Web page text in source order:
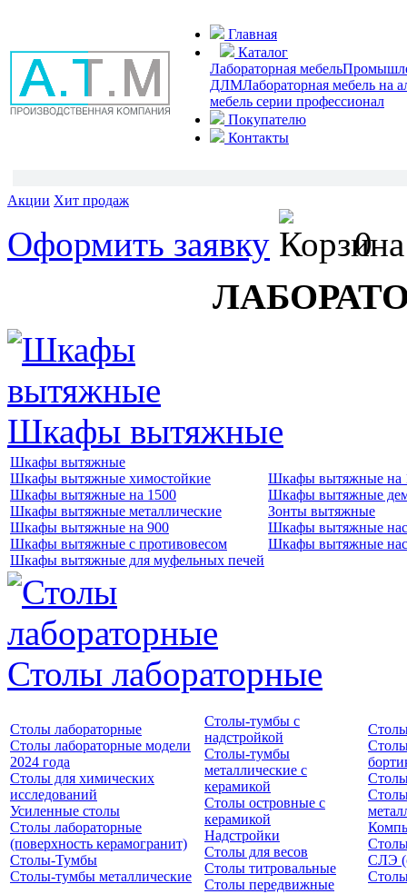
Главная
Каталог
Лабораторная мебель
ДЛМЛабораторная мебель на
мебель серии профессионал
Покупателю
Контакты
Акции Хит продаж
Оформить заявку 0
Шкафы вытяжные
Шкафы вытяжные
Шкафы вытяжные химостойкие
Шкафы вытяжные на 1500
Шкафы вытяжные металлические
Шкафы вытяжные на 900
Шкафы вытяжные с противовесом
Шкафы вытяжные для муфельных печей
Шкафы вытяжные на
Шкафы вытяжные
Зонты вытяжные
Шкафы вытяжные
Шкафы вытяжные
Столы лабораторные
Столы лабораторные
Столы лабораторные модели
2024 года
Столы для химических
исследований
Усиленные столы
Столы лабораторные
(поверхность керамогранит)
Столы-Тумбы
Столы-тумбы металлические
Столы-тумбы с
надстройкой
Столы-тумбы
металлические с
керамикой
Столы островные с
керамикой
Надстройки
Столы для весов
Столы титровальные
Столы передвижные
СЛЭ